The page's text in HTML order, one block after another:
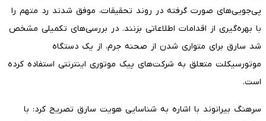
پی‌جویی‌های صورت گرفته در روند تحقیقات، موفق شدند رد متهم را
با بهره‌گیری از اقدامات اطلاعاتی بزنند. در بررسی‌های تکمیلی مشخص
شد سارق برای متواری شدن از صحنه جرم، از یک دستگاه
موتورسیکلت متعلق به شرکت‌های پیک موتوری اینترنتی استفاده کرده
است.
سرهنگ بیرانوند با اشاره به شناسایی هویت سارق تصریح کرد: با